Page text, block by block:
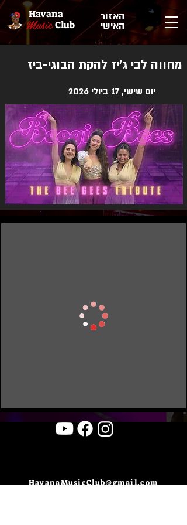
Club
Havana
Music האזור
האישי
מחווה לבי ג'יז להקת הבוגי-ביז
יום שישי, 17 ביולי 2026
HavanaMusicClub@gmail.com